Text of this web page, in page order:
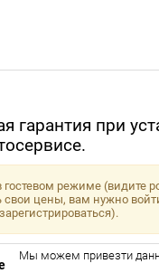
гарантия при
гостевом режиме (видите
свои цены, вам нужно
Мы можем привезти